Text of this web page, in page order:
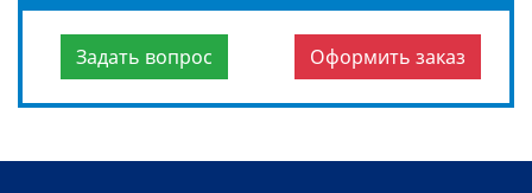
Задать вопрос Оформить заказ